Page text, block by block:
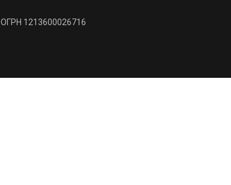
ОГРН 1213600026716